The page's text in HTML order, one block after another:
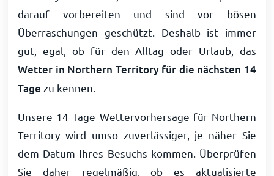
darauf vorbereiten und sind vor bösen
Überraschungen geschützt. Deshalb ist immer
gut, egal, ob für den Alltag oder Urlaub, das
Wetter in Northern Territory für die nächsten 14
Tage zu kennen.
Unsere 14 Tage Wettervorhersage für Northern
Territory wird umso zuverlässiger, je näher Sie
dem Datum Ihres Besuchs kommen. Überprüfen
Sie daher regelmäßig, ob es aktualisierte